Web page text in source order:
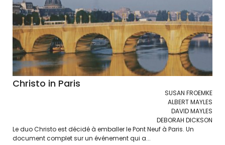
Christo in Paris
SUSAN FROEMKE
ALBERT MAYLES
DAVID MAYLES
DEBORAH DICKSON
Le duo Christo est décidé à emballer le Pont Neuf à Paris. Un
document complet sur un événement qui a...